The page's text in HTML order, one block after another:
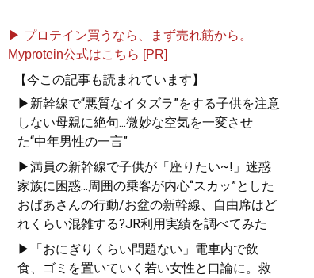
▶ プロテイン買うなら、まず売れ筋から。
Myprotein公式はこちら [PR]
【今この記事も読まれています】
▶新幹線で“悪質なイタズラ”をする子供を注意
しない母親に絶句...微妙な空気を一変させ
た“中年男性の一言”
▶満員の新幹線で子供が「座りたい~!」迷惑
家族に困惑...周囲の乗客が内心“スカッ”とした
おばあさんの行動/お盆の新幹線、自由席はど
れくらい混雑する?JR利用実績を調べてみた
▶「おにぎりくらい問題ない」電車内で飲
食、ゴミを置いていく若い女性と口論に。救